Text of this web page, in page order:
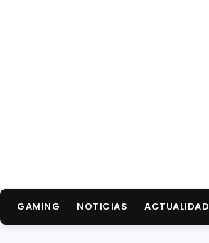
GAMING NOTICIAS ACTUALIDAD